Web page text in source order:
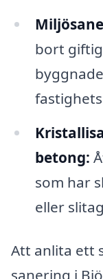
bort
betong:
som har
eller
Att anlita ett
sanering i